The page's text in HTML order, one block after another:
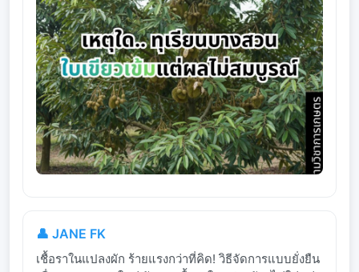
👤 JANE FK
เชื้อราในแปลงผัก ร้ายแรงกว่าที่คิด! วิธีจัดการแบบยั่งยืน